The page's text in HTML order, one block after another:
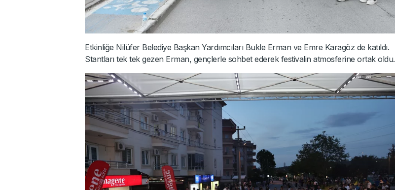
Etkinliğe Nilüfer Belediye Başkan Yardımcıları Bukle Erman ve Emre Karagöz de katıldı.
Stantları tek tek gezen Erman, gençlerle sohbet ederek festivalin atmosferine ortak oldu.